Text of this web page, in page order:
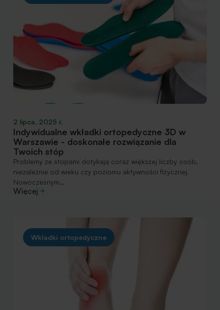
2 lipca, 2025 r.
Indywidualne wkładki ortopedyczne 3D w
Warszawie - doskonałe rozwiązanie dla
Twoich stóp
Problemy ze stopami dotykają coraz większej liczby osób,
niezależnie od wieku czy poziomu aktywności fizycznej.
Nowoczesnym…
Więcej
Wkładki ortopedyczne